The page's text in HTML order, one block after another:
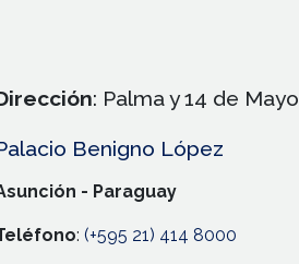
: Palma y 14 de Mayo
Benigno López
- Paraguay
: (+595 21) 414 8000